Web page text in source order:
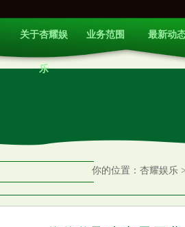
关于杏耀娱
乐
业务范围 最新动
你的位置： 杏耀娱乐 >